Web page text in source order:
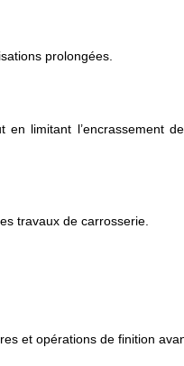
prolongées.
limitant l’encrassement
travaux de carrosserie.
et opérations de finition